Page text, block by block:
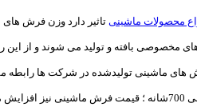
محصولات ماشینی تاثیر دارد وزن فرش
مخصوصی بافته و تولید می شوند و از این رو
ماشینی تولیدشده در شرکت ها رابطه